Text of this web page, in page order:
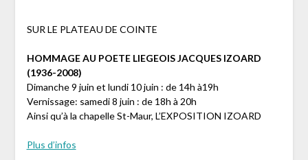
SUR LE PLATEAU DE COINTE
HOMMAGE AU POETE LIEGEOIS JACQUES IZOARD
(1936-2008)
Dimanche 9 juin et lundi 10 juin : de 14h à19h
Vernissage: samedi 8 juin : de 18h à 20h
Ainsi qu’à la chapelle St-Maur, L’EXPOSITION IZOARD
Plus d’infos